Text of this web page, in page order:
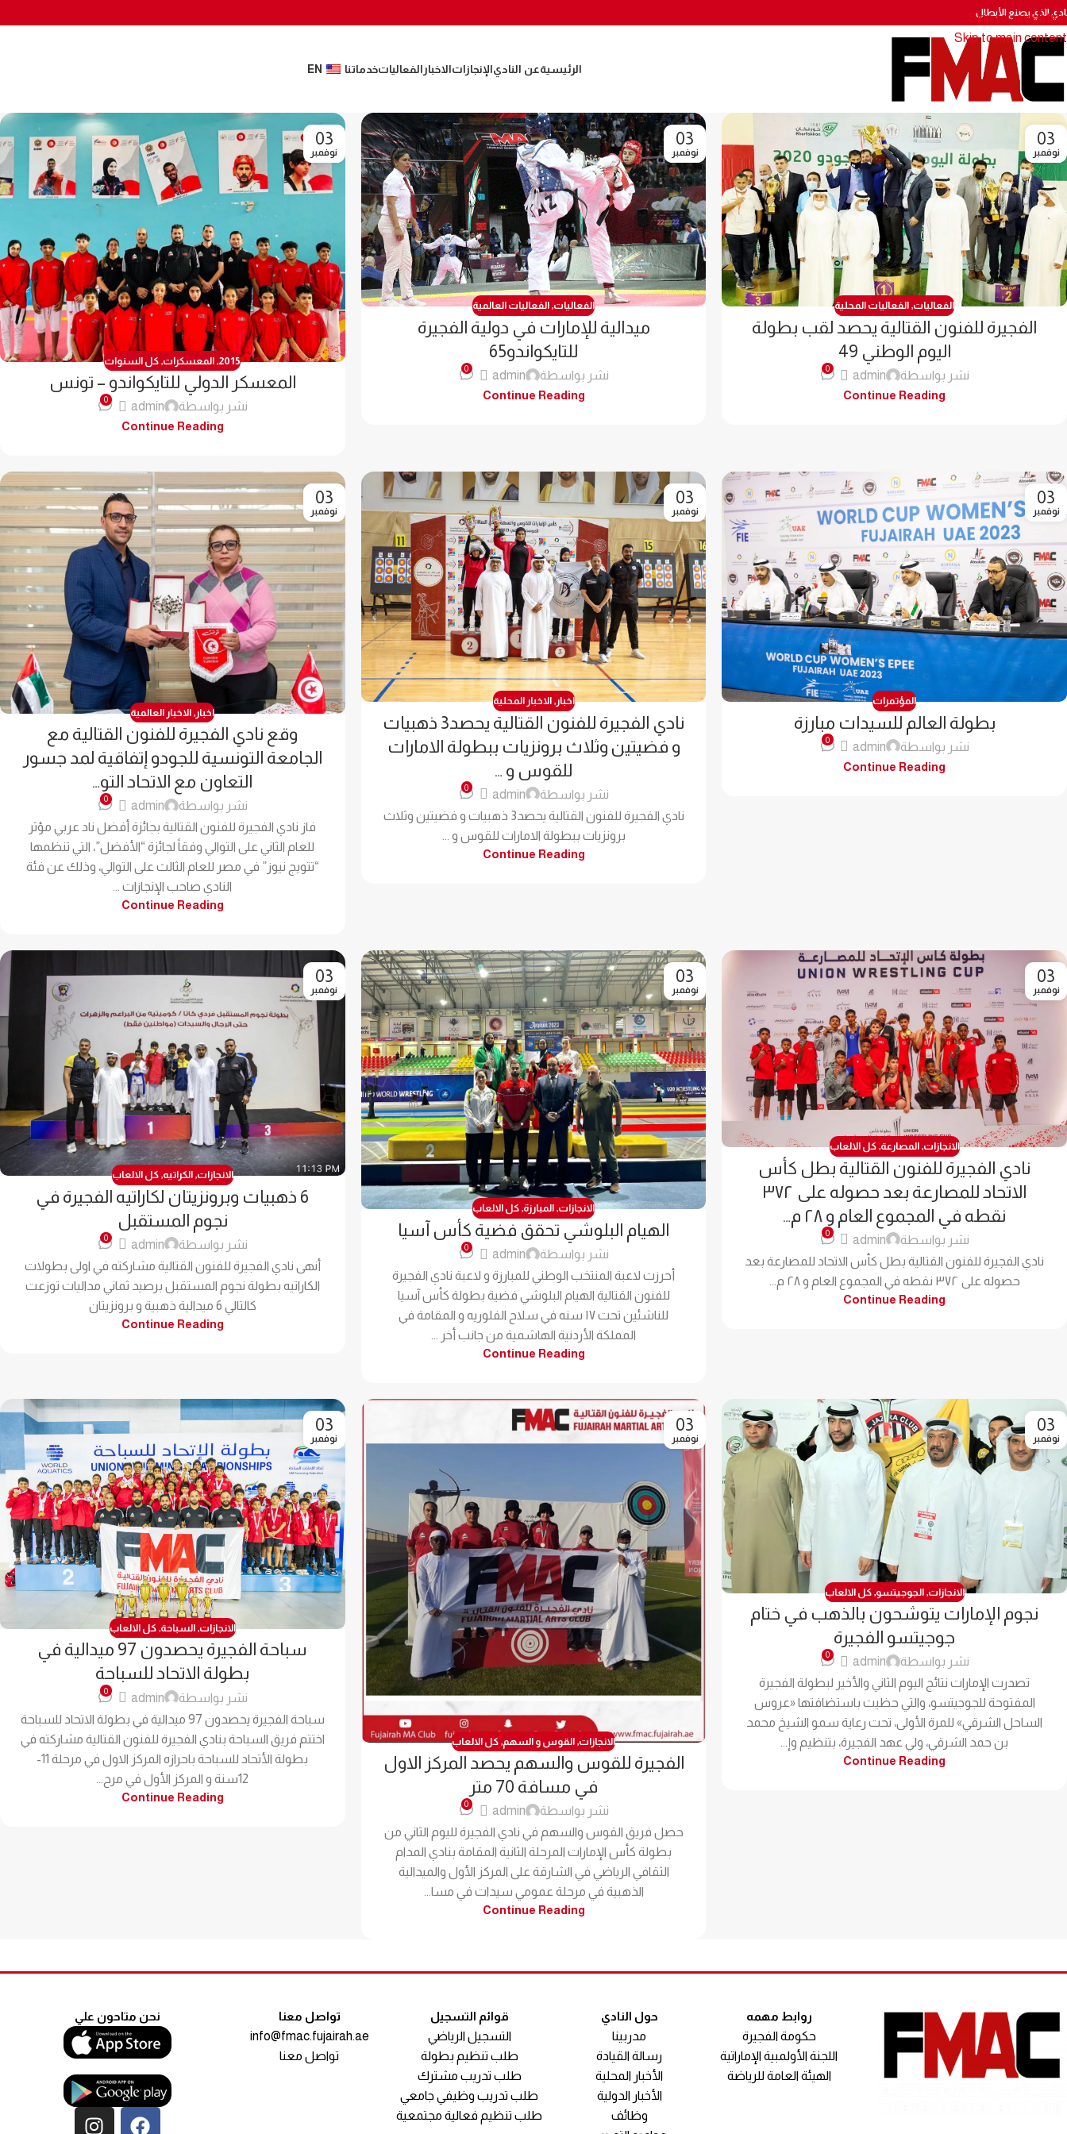
Skip to navigation
Skip to main content
الذي يصنع الأبطال
الرئيسيةعن الناديالإنجازاتالاخبار الفعالياتخدماتنا EN
03
نوفمبر
الفعاليات, الفعاليات المحلية
الفجيرة للفنون القتالية يحصد لقب بطولة
اليوم الوطني 49
نشر بواسطة admin
0
Continue Reading
03
نوفمبر
الفعاليات, الفعاليات العالمية
ميدالية للإمارات في دولية الفجيرة
للتايكواندو65
نشر بواسطة admin
0
Continue Reading
03
نوفمبر
2015
, المعسكرات, كل السنوات
المعسكر الدولي للتايكواندو – تونس
نشر بواسطة admin
0
Continue Reading
03
نوفمبر
المؤتمرات
بطولة العالم للسيدات مبارزة
نشر بواسطة admin
0
Continue Reading
03
نوفمبر
اخبار,الاخبار المحلية
نادي الفجيرة للفنون القتالية يحصد3 ذهبيات
و فضيتين وثلاث برونزيات ببطولة الامارات
للقوس و …
نشر بواسطة admin
0
نادي الفجيرة للفنون القتالية يحصد3 ذهبيات و فضيتين وثلاث
برونزيات ببطولة الامارات للقوس و ...
Continue Reading
03
نوفمبر
اخبار , الاخبار العالمية
وقع نادي الفجيرة للفنون القتالية مع
الجامعة التونسية للجودو إتفاقية لمد جسور
التعاون مع الاتحاد التو…
نشر بواسطة admin
0
فاز نادي الفجيرة للفنون القتالية بجائزة أفضل ناد عربي مؤثر
للعام الثاني على التوالي وفقاً لجائزة “الأفضل”، التي تنظمها
“تتويج نيوز” في مصر للعام الثالث على التوالي، وذلك عن فئة
النادي صاحب الإنجازات ...
Continue Reading
03
نوفمبر
الانجازات,المصارعة,كل الالعاب
نادي الفجيرة للفنون القتالية بطل كأس
الاتحاد للمصارعة بعد حصوله على ٣٧٢
نقطه في المجموع العام و ٢٨ م…
نشر بواسطة admin
0
نادي الفجيرة للفنون القتالية بطل كأس الاتحاد للمصارعة بعد
حصوله على ٣٧٢ نقطه في المجموع العام و ٢٨ م...
Continue Reading
03
نوفمبر
الانجازات, المبارزة, كل الالعاب
الهيام البلوشي تحقق فضية كأس آسيا
نشر بواسطة admin
0
أحرزت لاعبة المنتخب الوطني للمبارزة و لاعبة نادي الفجيرة
للفنون القتالية الهيام البلوشي فضية بطولة كأس آسيا
للناشئين تحت ١٧ سنه في سلاح الفلوريه و المقامة في
المملكة الأردنية الهاشمية من جانب أخر ...
Continue Reading
03
نوفمبر
الانجازات,الكراتيه,كل الالعاب
6 ذهبيات وبرونزيتان لكاراتيه الفجيرة في
نجوم المستقبل
نشر بواسطة admin
0
أنهى نادي الفجيرة للفنون القتالية مشاركته في اولى بطولات
الكاراتيه بطولة نجوم المستقبل برصيد ثماني مداليات توزعت
كالتالي 6 ميدالية ذهبية و برونزيتان
Continue Reading
03
نوفمبر
الانجازات,الجوجيتسو,كل الالعاب
نجوم الإمارات يتوشحون بالذهب في ختام
جوجيتسو الفجيرة
نشر بواسطة admin
0
تصدرت الإمارات نتائج اليوم الثاني والأخير لبطولة الفجيرة
المفتوحة للجوجيتسو، والتي حظيت باستضافتها «عروس
الساحل الشرقي» للمرة الأولى، تحت رعاية سمو الشيخ محمد
بن حمد الشرقي، ولي عهد الفجيرة، بتنظيم وإ...
Continue Reading
03
نوفمبر
الانجازات, القوس و السهم, كل الالعاب
الفجيرة للقوس والسهم يحصد المركز الاول
في مسافة 70 متر
نشر بواسطة admin
0
حصل فريق القوس والسهم في نادي الفجيرة لليوم الثاني من
بطولة كأس الإمارات المرحلة الثانية المقامة بنادي المدام
الثقافي الرياضي في الشارقة على المركز الأول والميدالية
الذهبية في مرحلة عمومي سيدات في مسا...
Continue Reading
03
نوفمبر
الانجازات,السباحة,كل الالعاب
سباحة الفجيرة يحصدون 97 ميدالية في
بطولة الاتحاد للسباحة
نشر بواسطة admin
0
سباحة الفجيرة يحصدون 97 ميدالية في بطولة الاتحاد للسباحة
اختتم فريق السباحة بنادي الفجيرة للفنون القتالية مشاركته في
بطولة الأتحاد للسباحة باحرازه المركز الاول في مرحلة 11-
12سنة و المركز الأول في مرح...
Continue Reading
روابط مهمه
حكومة الفجيرة
اللجنة الأولمبية الإماراتية
الهيئة العامة للرياضة
حول النادي
مدربينا
رسالة القيادة
الأخبار المحلية
الأخبار الدولية
وظائف
قوائم التسجيل
التسجيل الرياضي
طلب تنظيم بطولة
طلب تدريب مشترك
طلب تدريب وظيفي جامعي
طلب تنظيم فعالية مجتمعية
تواصل معنا
info@fmac.fujairah.ae
تواصل معنا
نحن متاحون علي